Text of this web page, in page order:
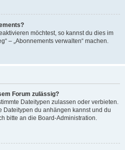
möchtest, so kannst du dies im
– „Abonnements verwalten“ machen.
Forum zulässig?
Dateitypen zulassen oder verbieten.
Dateitypen du anhängen kannst und du
bitte an die Board-Administration.